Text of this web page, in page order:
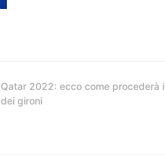
Qatar 2022: ecco come procederà
dei gironi